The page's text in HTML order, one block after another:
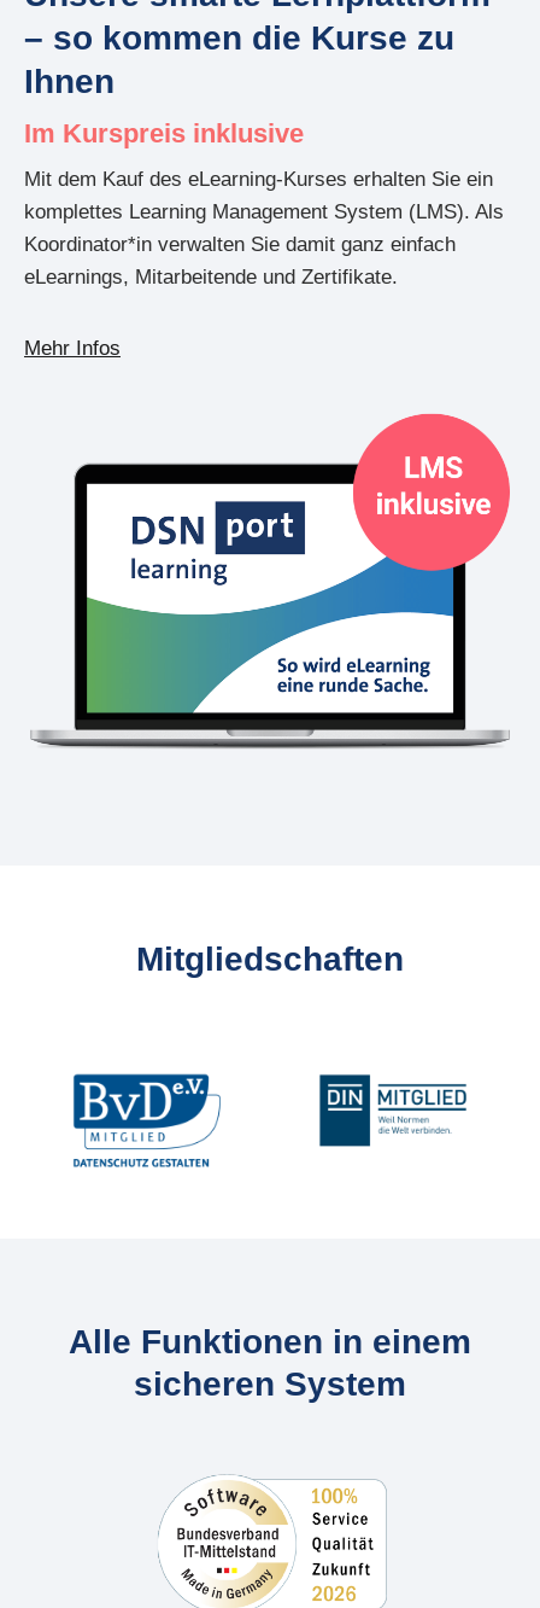
– so kommen die Kurse zu
Ihnen
Im Kurspreis inklusive
Mit dem Kauf des eLearning-Kurses erhalten Sie ein
komplettes Learning Management System (LMS). Als
Koordinator*in verwalten Sie damit ganz einfach
eLearnings, Mitarbeitende und Zertifikate.
Mehr Infos
Mitgliedschaften
Alle Funktionen in einem
sicheren System